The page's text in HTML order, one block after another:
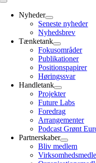
Toggle
NavigationNyheder
Seneste nyheder
Nyhedsbrev
Tænketank
Fokusområder
Publikationer
Positionspapirer
Høringssvar
Handletank
Projekter
Future Labs
Foredrag
Arrangementer
Podcast Grønt
Partnerskaber
Bliv medlem